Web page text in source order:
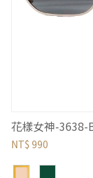
花樣女神-3638-
NT$ 990